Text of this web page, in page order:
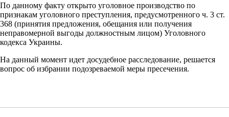
По данному факту открыто уголовное производство по
признакам уголовного преступления, предусмотренного ч. 3 ст.
368 (принятия предложения, обещания или получения
неправомерной выгоды должностным лицом) Уголовного
кодекса Украины.
На данный момент идет досудебное расследование, решается
вопрос об избрании подозреваемой меры пресечения.